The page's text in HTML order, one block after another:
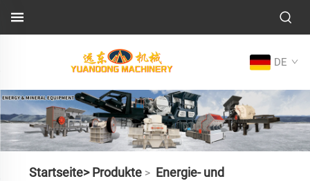
DE
Startseite> Produkte> Energie- und